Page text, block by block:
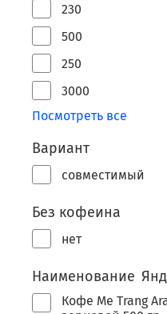
230
500
250
3000
Посмотреть все
Вариант
совместимый
Без кофеина
нет
Наименование
Кофе Me Trang